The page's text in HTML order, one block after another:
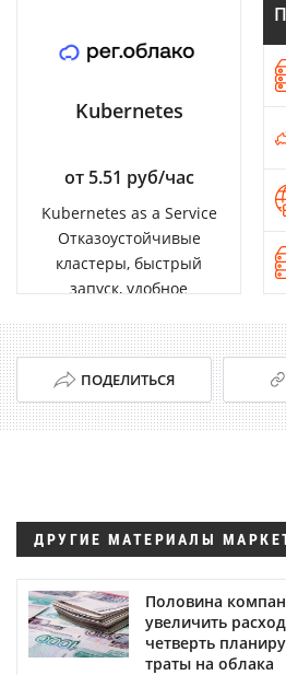
Kubernetes
от 5.51 руб/час
Kubernetes as a Service
Отказоустойчивые
кластеры, быстрый
запуск, удобное
ПОДЕЛИТЬСЯ
ДРУГИЕ МАТЕРИАЛЫ
Половина
увеличить
четверть
траты на облака